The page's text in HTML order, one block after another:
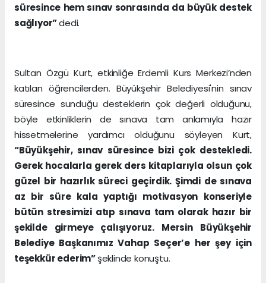
süresince hem sınav sonrasında da büyük destek
sağlıyor”dedi.
Sultan Özgü Kurt, etkinliğe Erdemli Kurs Merkezi’nden
katılan öğrencilerden. Büyükşehir Belediyesi'nin sınav
süresince sunduğu desteklerin çok değerli olduğunu,
böyle etkinliklerin de sınava tam anlamıyla hazır
hissetmelerine yardımcı olduğunu söyleyen Kurt,
“Büyükşehir, sınav süresince bizi çok destekledi.
Gerek hocalarla gerek ders kitaplarıyla olsun çok
güzel bir hazırlık süreci geçirdik. Şimdi de sınava
az bir süre kala yaptığı motivasyon konseriyle
bütün stresimizi atıp sınava tam olarak hazır bir
şekilde girmeye çalışıyoruz. Mersin Büyükşehir
Belediye Başkanımız Vahap Seçer’e her şey için
teşekkür ederim”şeklinde konuştu.